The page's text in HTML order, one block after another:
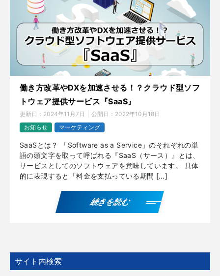
働き方改革やDXを加速させる！？クラウド型ソフ
トウェア提供サービス『SaaS』
更新日： 2024年11月7日 公開日： 2022年10月18日
お知らせ
マーケティング
SaaSとは？ 「Software as a Service」のそれぞれの単
語の頭文字を取って呼ばれる『SaaS（サース）』とは、
サービスとしてのソフトウェアを意味しています。 具体
的に表現すると「料金を支払っている期間 […]
続きを読む
サイト内検索